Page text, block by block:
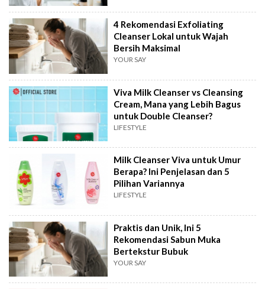
4 Rekomendasi Exfoliating
Cleanser Lokal untuk Wajah
Bersih Maksimal
YOUR SAY
Viva Milk Cleanser vs Cleansing
Cream, Mana yang Lebih Bagus
untuk Double Cleanser?
LIFESTYLE
Milk Cleanser Viva untuk Umur
Berapa? Ini Penjelasan dan 5
Pilihan Variannya
LIFESTYLE
Praktis dan Unik, Ini 5
Rekomendasi Sabun Muka
Bertekstur Bubuk
YOUR SAY